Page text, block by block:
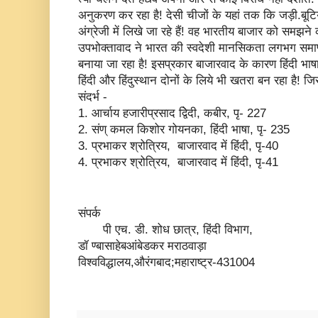
अनुकरण कर रहा है! देसी चीजों के यहां तक कि
अंग्रेजी में लिखे जा रहे हैं! वह भारतीय बाजार को समझने
उपभोक्तावाद ने भारत की स्वदेशी मानसिकता लगभग
बनाया जा रहा है! इसप्रकार बाजारवाद के कारण हिंदी
हिंदी और हिंदुस्थान दोनों के लिये भी खतरा बन रहा है!
संदर्भ -
1. आर्चाय हजारीप्रसाद द्विेदी, कबीर, पृ- 227
2. संण् कमल किशोर गोयनका, हिंदी भाषा, पृ- 235
3. प्रभाकर श्रोत्रिय, बाजारवाद में हिंदी, पृ-40
4. प्रभाकर श्रोत्रिय, बाजारवाद में हिंदी, पृ-41
संपर्क
पी एच. डी. शोध छात्र, हिंदी विभाग,
डॉ ण्बासाहेबआंबेडकर मराठवाड़ा
विश्वविद्धालय,औरंगबाद;महाराष्ट्र-431004